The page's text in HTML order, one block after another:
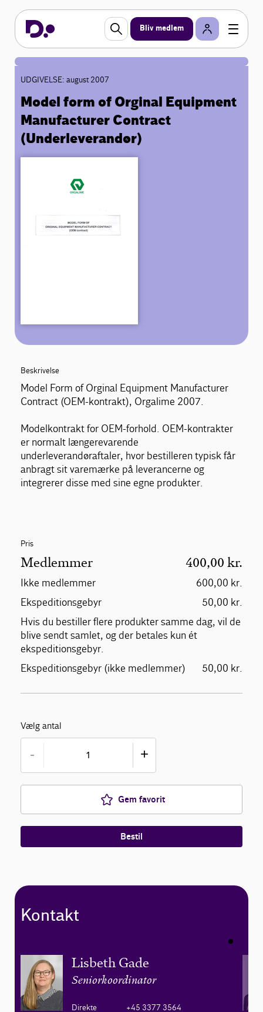
Bliv medlem
UDGIVELSE: august 2007
Model form of Orginal Equipment
Manufacturer Contract
(Underleverandør)
Beskrivelse
Model Form of Orginal Equipment Manufacturer
Contract (OEM-kontrakt), Orgalime 2007.
Modelkontrakt for OEM-forhold. OEM-kontrakter
er normalt længerevarende
underleverandøraftaler, hvor bestilleren typisk får
anbragt sit varemærke på leverancerne og
integrerer disse med sine egne produkter.
Pris
Medlemmer 400,00 kr.
Ikke medlemmer
600,00 kr.
Ekspeditionsgebyr
50,00 kr.
Hvis du bestiller flere produkter samme dag, vil de
blive sendt samlet, og der betales kun ét
ekspeditionsgebyr.
Ekspeditionsgebyr (ikke medlemmer)
50,00 kr.
Vælg antal
- +
Gem favorit
Bestil
Kontakt
Lisbeth Gade
Seniorkoordinator
Direkte
+45 3377 3564